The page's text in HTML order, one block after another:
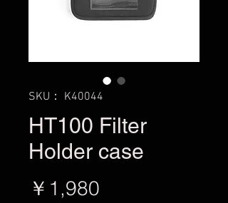
SKU： K40044
HT100 Filter
Holder case
￥1,980